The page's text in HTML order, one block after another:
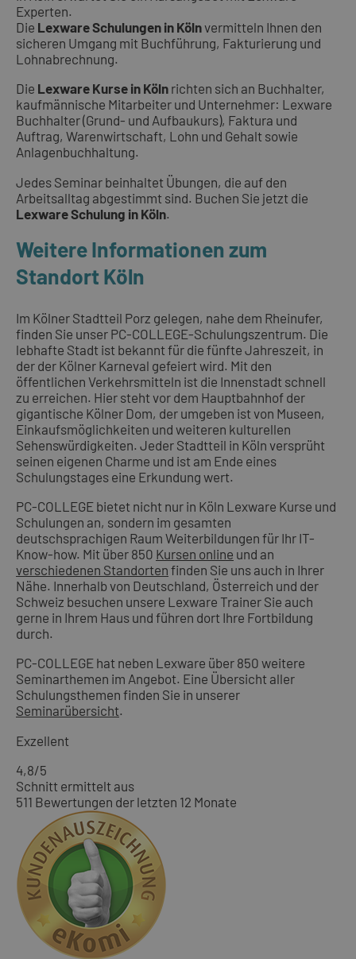
Experten.
Die Lexware Schulungen in Kölnvermitteln Ihnen den
sicheren Umgang mit Buchführung, Fakturierung und
Lohnabrechnung.
Die Lexware Kurse in Köln richten sich an Buchhalter,
kaufmännische Mitarbeiter und Unternehmer: Lexware
Buchhalter (Grund- und Aufbaukurs), Faktura und
Auftrag, Warenwirtschaft, Lohn und Gehalt sowie
Anlagenbuchhaltung.
Jedes Seminar beinhaltet Übungen, die auf den
Arbeitsalltag abgestimmt sind. Buchen Sie jetzt die
Lexware Schulung in Köln.
Weitere Informationen zum
Standort Köln
Im Kölner Stadtteil Porz gelegen, nahe dem Rheinufer,
finden Sie unser PC-COLLEGE-Schulungszentrum. Die
lebhafte Stadt ist bekannt für die fünfte Jahreszeit, in
der der Kölner Karneval gefeiert wird. Mit den
öffentlichen Verkehrsmitteln ist die Innenstadt schnell
zu erreichen. Hier steht vor dem Hauptbahnhof der
gigantische Kölner Dom, der umgeben ist von Museen,
Einkaufsmöglichkeiten und weiteren kulturellen
Sehenswürdigkeiten. Jeder Stadtteil in Köln versprüht
seinen eigenen Charme und ist am Ende eines
Schulungstages eine Erkundung wert.
PC-COLLEGE bietet nicht nur in Köln Lexware Kurse und
Schulungen an, sondern im gesamten
deutschsprachigen Raum Weiterbildungen für Ihr IT-
Know-how. Mit über 850 Kursen online und an
verschiedenen Standorten finden Sie uns auch in Ihrer
Nähe. Innerhalb von Deutschland, Österreich und der
Schweiz besuchen unsere Lexware Trainer Sie auch
gerne in Ihrem Haus und führen dort Ihre Fortbildung
durch.
PC-COLLEGE hat neben Lexware über 850 weitere
Seminarthemen im Angebot. Eine Übersicht aller
Schulungsthemen finden Sie in unserer
Seminarübersicht.
Exzellent
4,8/5
Schnitt ermittelt aus
511 Bewertungen der letzten 12 Monate